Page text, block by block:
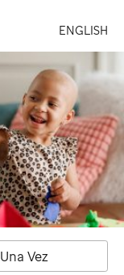
ENGLISH
Una Vez